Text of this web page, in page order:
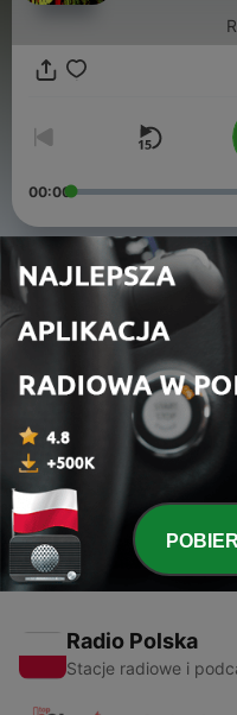
00:00
Odcinki
3 - Del
Jr./Sandra Chagas/
de Ricota
- De la pandemia
Radio Polska
Stacje radiowe i